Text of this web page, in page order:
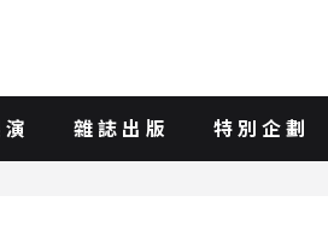
雜誌出版 特別企劃